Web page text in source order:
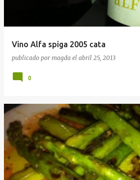
Vino Alfa spiga 2005 cata
publicado por magda el abril 25, 2013
0